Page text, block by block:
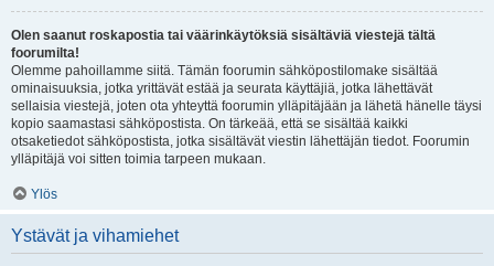
Olen saanut roskapostia tai väärinkäytöksiä sisältäviä viestejä tältä
foorumilta!
Olemme pahoillamme siitä. Tämän foorumin sähköpostilomake sisältää
ominaisuuksia, jotka yrittävät estää ja seurata käyttäjiä, jotka lähettävät
sellaisia viestejä, joten ota yhteyttä foorumin ylläpitäjään ja lähetä hänelle täysi
kopio saamastasi sähköpostista. On tärkeää, että se sisältää kaikki
otsaketiedot sähköpostista, jotka sisältävät viestin lähettäjän tiedot. Foorumin
ylläpitäjä voi sitten toimia tarpeen mukaan.
Ylös
Ystävät ja vihamiehet